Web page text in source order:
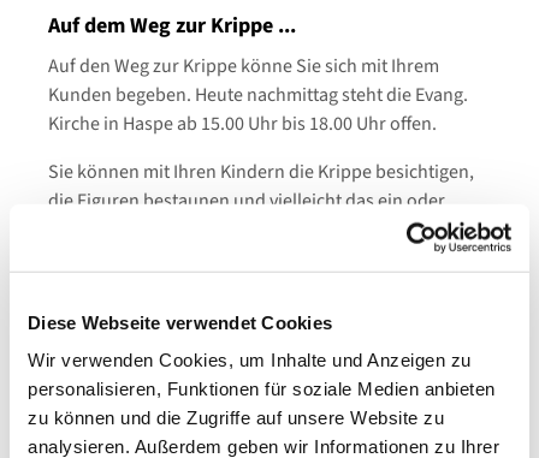
Diese Webseite verwendet Cookies
Wir verwenden Cookies, um Inhalte und Anzeigen zu
personalisieren, Funktionen für soziale Medien anbieten
zu können und die Zugriffe auf unsere Website zu
analysieren. Außerdem geben wir Informationen zu Ihrer
Auf dem Weg zur Krippe ...
Auf den Weg zur Krippe könne Sie sich mit Ihrem
Kunden begeben. Heute nachmittag steht die Evang.
Kirche in Haspe ab 15.00 Uhr bis 18.00 Uhr offen.
Sie können mit Ihren Kindern die Krippe besichtigen,
die Figuren bestaunen und vielleicht das ein oder
andere Detail der Weihnachtsgeschichte erklären oder
Maskenpflicht.